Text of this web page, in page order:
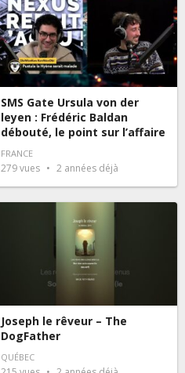
SMS Gate Ursula von der
leyen : Frédéric Baldan
débouté, le point sur l’affaire
FRANCE
279vues 2 années déjà
Joseph le rêveur – The
DogFather
QUÉBEC